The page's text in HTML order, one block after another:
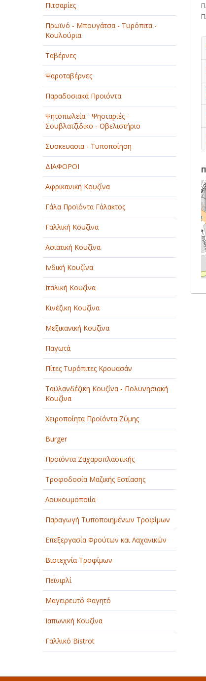
ΟΜΟΡΦΙΑ
ΠΑΡΟΧΗ ΥΠΗΡΕΣΙΩΝ
ΤΕΧΝΙΚΑ - ΚΑΤΑΣΚΕΥΑΣΤΙΚΑ
ΤΕΧΝΟΛΟΓΙΑ
ΥΓΕΙΑ - ΙΑΤΡΟΙ
ΦΑΓΗΤΟ
Πιτσαρίες
Πρωϊνό - Μπουγάτσα - Τυρόπιτα -
Κουλούρια
Ταβέρνες
Ψαροταβέρνες
Παραδοσιακά Προιόντα
Ψητοπωλεία - Ψησταριές -
Σουβλατζίδικο - Οβελιστήριο
Συσκευασια - Τυποποίηση
ΔΙΑΦΟΡΟΙ
Αφρικανική Κουζίνα
Γάλα Προϊόντα Γάλακτος
Γαλλική Κουζίνα
Ασιατική Κουζίνα
Ινδική Κουζίνα
Ιταλική Κουζίνα
Κινέζικη Κουζίνα
Μεξικανική Κουζίνα
Παγωτά
Πίτες Τυρόπιτες Κρουασάν
Ταϋλανδέζικη Κουζίνα - Πολυνησιακή
Κουζίνα
Χειροποίητα Προϊόντα Ζύμης
Burger
Προϊόντα Ζαχαροπλαστικής
Τροφοδοσία Μαζικής Εστίασης
Λουκουμοποιία
Παραγωγή Τυποποιημένων Τροφίμων
Επεξεργασία Φρούτων και Λαχανικών
Βιοτεχνία Τροφίμων
Πεϊνιρλί
Μαγειρευτό Φαγητό
Ιαπωνική Κουζίνα
Γαλλικό Bistrot